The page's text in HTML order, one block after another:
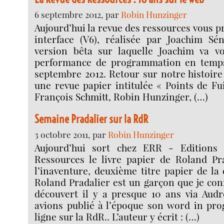
6 septembre 2012, par Robin Hunzinger
Aujourd’hui la revue des ressources vous
interface (V6), réalisée par Joachim
version bêta sur laquelle Joachim va
performance de programmation en
septembre 2012. Retour sur notre
une revue papier intitulée « Points de
François Schmitt, Robin Hunzinger, (…)
Semaine Pradalier sur la RdR
3 octobre 2011, par Robin Hunzinger
Aujourd’hui sort chez ERR - Editions
Ressources le livre papier de Roland
l’inaventure, deuxième titre papier de la
Roland Pradalier est un garçon que je
découvert il y a presque 10 ans via
avions publié à l’époque son word in
ligne sur la RdR.. L’auteur y écrit : (…)